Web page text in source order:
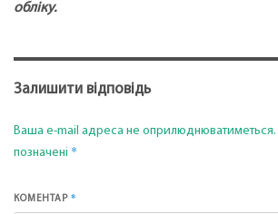
обліку.
Залишити відповідь
Ваша e-mail адреса не оприлюднюватиметься.
позначені *
КОМЕНТАР *